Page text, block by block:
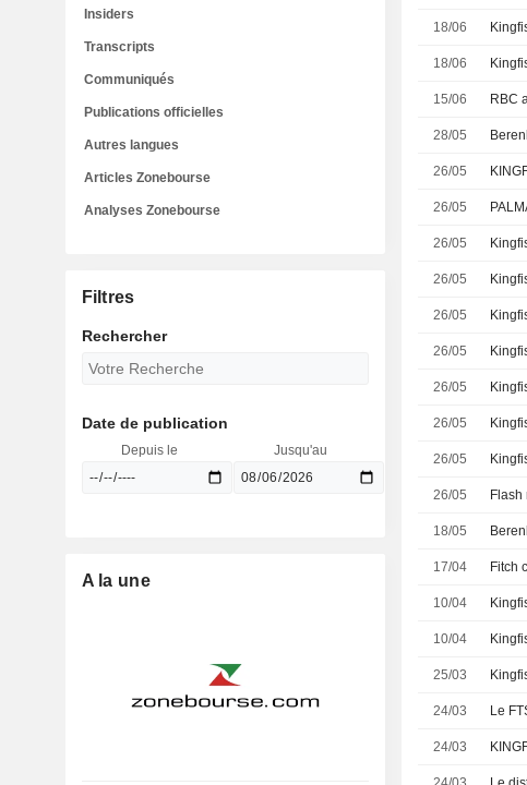
18/06
18/06
15/06
28/05
26/05
26/05
26/05
26/05
26/05
26/05
26/05
26/05
26/05
26/05
18/05
17/04
10/04
10/04
25/03
24/03 Le
24/03
Insiders
Transcripts
Communiqués
Publications officielles
Autres langues
Articles Zonebourse
Analyses Zonebourse
Filtres
Rechercher
Date de publication
Depuis le Jusqu'au
A la une